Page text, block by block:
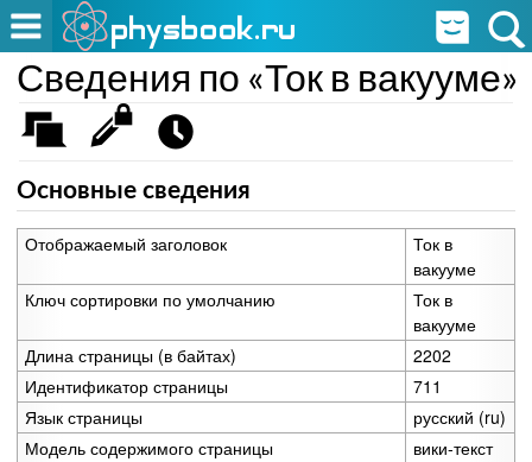
Сведения по «Ток в вакууме»
Основные сведения
Отображаемый заголовок
Ток в
вакууме
Ключ сортировки по умолчанию
Ток в
вакууме
Длина страницы (в байтах)
2202
Идентификатор страницы
711
Язык страницы
русский (ru)
Модель содержимого страницы
вики-текст